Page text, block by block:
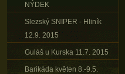
NÝDEK
Slezský SNIPER - Hliník
12.9. 2015
Guláš u Kurska 11.7. 2015
Barikáda květen 8.-9.5.